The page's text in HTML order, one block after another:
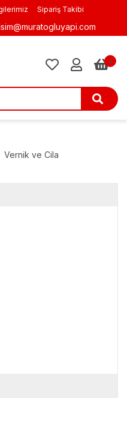
Sipariş Takibi
0
Vernik ve Cila